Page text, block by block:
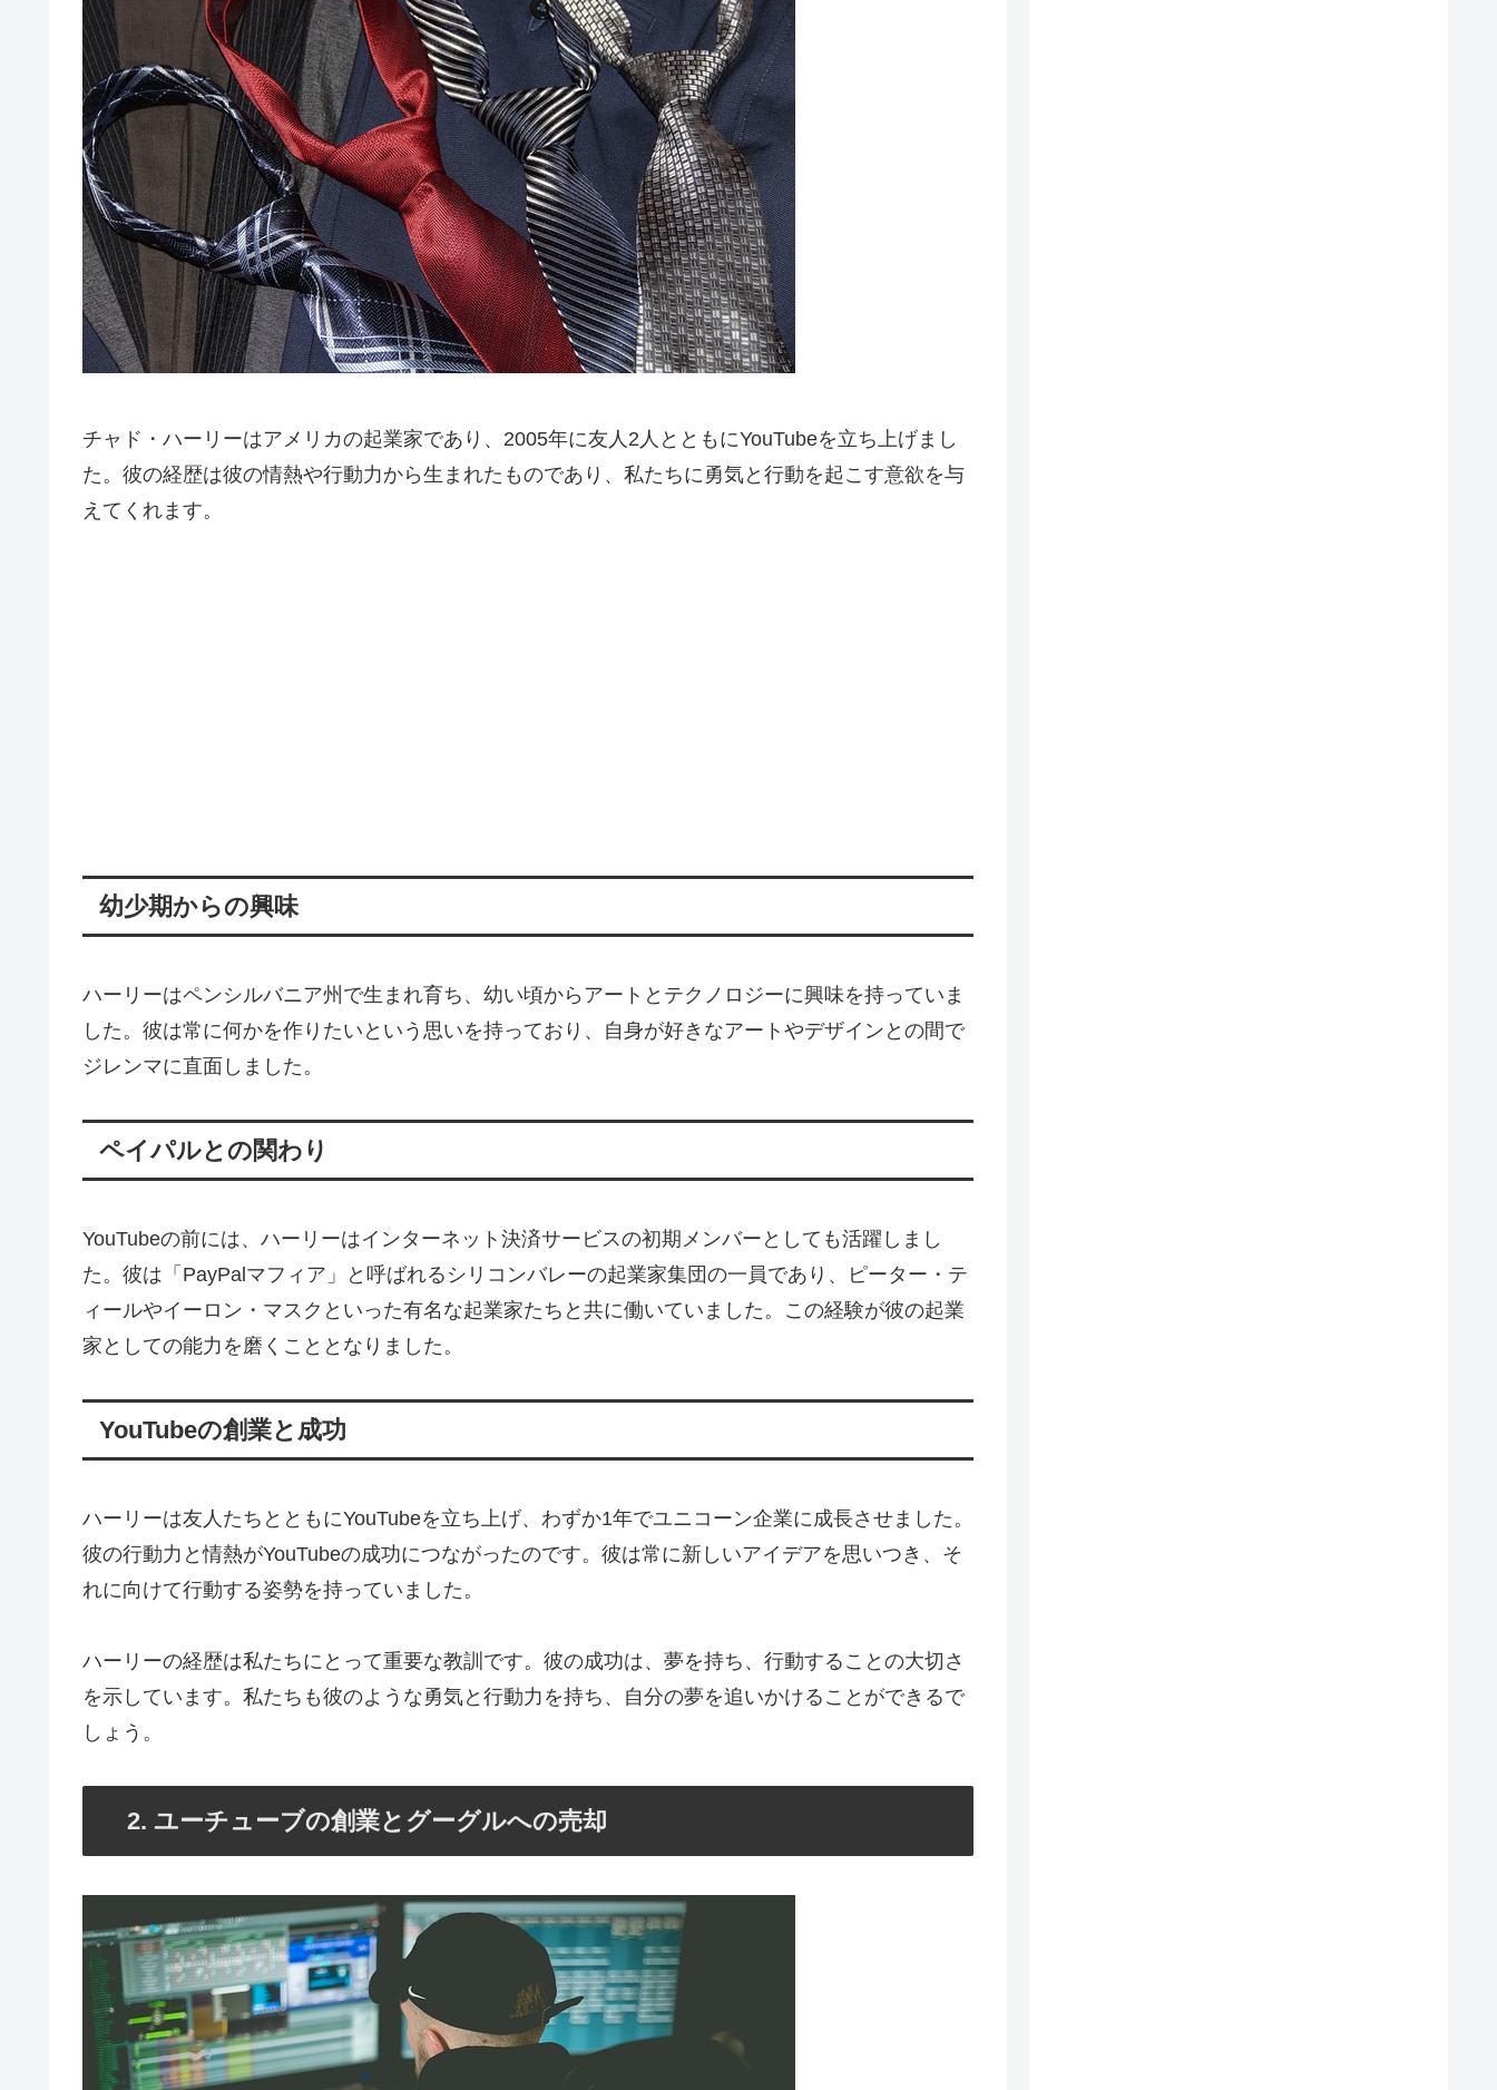
チャド・ハーリーはアメリカの起業家であり、2005年に友人2人とともにYouTubeを立ち上げまし
た。彼の経歴は彼の情熱や行動力から生まれたものであり、私たちに勇気と行動を起こす意欲を与
えてくれます。
幼少期からの興味
ハーリーはペンシルバニア州で生まれ育ち、幼い頃からアートとテクノロジーに興味を持っていま
した。彼は常に何かを作りたいという思いを持っており、自身が好きなアートやデザインとの間で
ジレンマに直面しました。
ペイパルとの関わり
YouTubeの前には、ハーリーはインターネット決済サービスの初期メンバーとしても活躍しまし
た。彼は「PayPalマフィア」と呼ばれるシリコンバレーの起業家集団の一員であり、ピーター・テ
ィールやイーロン・マスクといった有名な起業家たちと共に働いていました。この経験が彼の起業
家としての能力を磨くこととなりました。
YouTubeの創業と成功
ハーリーは友人たちとともにYouTubeを立ち上げ、わずか1年でユニコーン企業に成長させました。
彼の行動力と情熱がYouTubeの成功につながったのです。彼は常に新しいアイデアを思いつき、そ
れに向けて行動する姿勢を持っていました。
ハーリーの経歴は私たちにとって重要な教訓です。彼の成功は、夢を持ち、行動することの大切さ
を示しています。私たちも彼のような勇気と行動力を持ち、自分の夢を追いかけることができるで
しょう。
2. ユーチューブの創業とグーグルへの売却